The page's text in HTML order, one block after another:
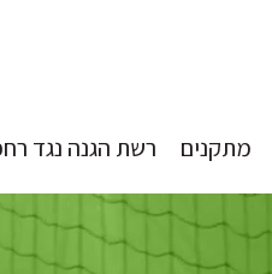
מתקנים רשת הגנה נגד